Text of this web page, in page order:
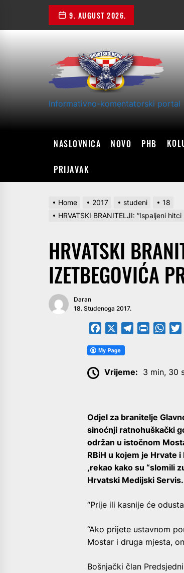
the
9. AUGUST 2026.
Informativno-komentatorski portal
NASLOVNICA NOVO PHB
PRIJAVAK
Home 2017 studeni
18
HRVATSKI BRANITELJI: “Ispaljeni
HRVATSKI
IZETBEGOVIĆA
Daran
18. Studenoga 2017.
FacebookTelegram
Vrijeme: 3 min, 30
Odjel za branitelje
sinoćnji ratnohuškački
održan u istočnom
RBiH u kojem je Hrvate
,rekao kako su “slomili
Hrvatski Medijski Servis.
“Prije ili kasnije će
“Ako prijete ustavnom
Mostar i druga mjesta,
Bošnjački član